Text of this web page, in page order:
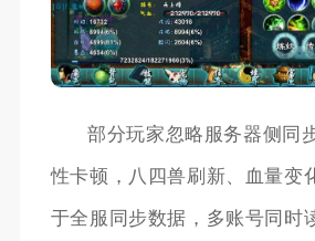
部分玩家忽略服务器侧同
性卡顿，八四兽刷新、血量变
于全服同步数据，多账号同时